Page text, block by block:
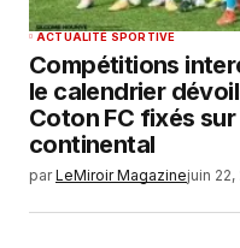
ACTUALITÉ SPORTIVE
Compétitions
le calendrier
Coton FC fixés
continental
par LeMiroir Magazinejuin 22,